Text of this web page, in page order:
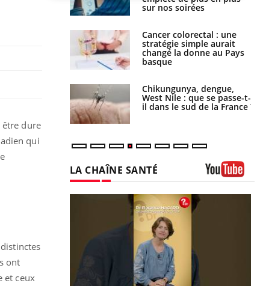
être dure
qui
ont
et ceux
sur nos soirées
Cancer colorectal : une
stratégie simple aurait
changé la donne au Pays
basque
Chikungunya, dengue,
West Nile : que se passe-t-
il dans le sud de la France ?
LA CHAÎNE SANTÉ